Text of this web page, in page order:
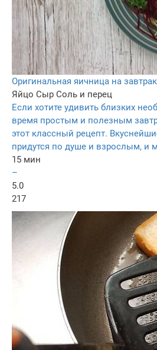
Оригинальная яичница на завтрак
Яйцо Сыр Соль и перец
Если хотите удивить близких
время простым и полезным
этот классный рецепт.
придутся по душе и взрослым, и
15 мин
–
5.0
217